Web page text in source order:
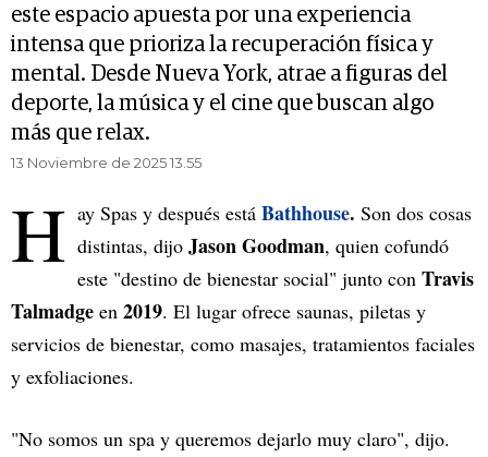
este espacio apuesta por una experiencia
intensa que prioriza la recuperación física y
mental. Desde Nueva York, atrae a figuras del
deporte, la música y el cine que buscan algo
más que relax.
13 Noviembre de 2025 13.55
H ay Spas y después está Bathhouse. Son dos cosas
distintas, dijo Jason Goodman, quien cofundó
este "destino de bienestar social" junto con Travis
Talmadge en 2019. El lugar ofrece saunas, piletas y
servicios de bienestar, como masajes, tratamientos faciales
y exfoliaciones.
"No somos un spa y queremos dejarlo muy claro", dijo.